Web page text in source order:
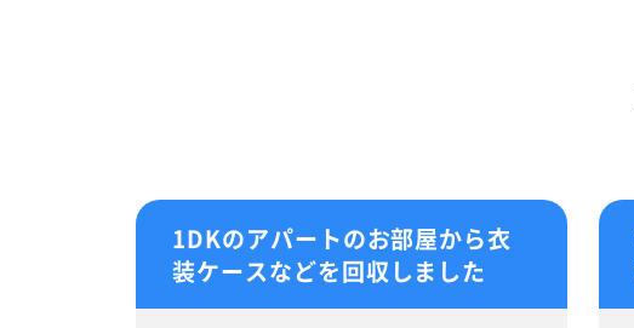
1DKのアパートのお部屋から衣
装ケースなどを回収しました